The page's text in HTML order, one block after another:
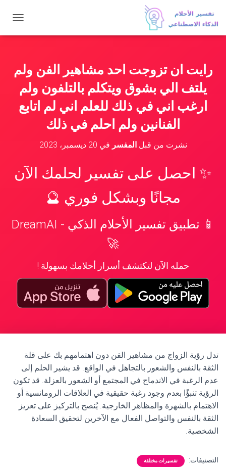
ب
ا
رايت ان تزوجت احد مشاهير الفن ولم
يلتف الي بشوق ويتكلم بالتلفون ولم
ارغب اني في ذلك للعلم اني لم اتابع
الفنانين ولم احلم في ذلك
نشرت من قبلالمفسر في 20 ديسمبر، 2023
✨ احصل على تفسير لحلمك الآن
مجانًا وبشكل فوري 🔮
📱 تطبيق تفسير الأحلام الذكي - DreamAI
🚀
حمله الآن لتكتشف أسرار أحلامك بسهولة !
تدل رؤية الزواج من مشاهير الفن دون اهتمامهم بك على قلة
الثقة بالنفس والشعور بالتجاهل في الواقع. قد يشير الحلم إلى
عدم الرغبة في الاندماج في المجتمع أو الشعور بالعزلة. قد تكون
الرؤية تنبؤًا بعدم وجود رغبة حقيقية في العلاقات الرومانسية أو
الاهتمام بالشهرة والمظاهر الخارجية. يُنصح بالتركيز على تعزيز
الثقة بالنفس والتواصل الفعال مع الآخرين لتحقيق السعادة
الشخصية.
التصنيفات: تفسيرات مختلفة